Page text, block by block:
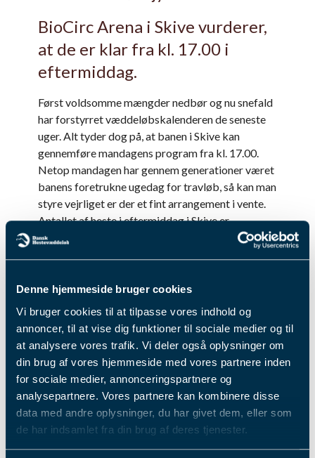
Denne hjemmeside bruger cookies
Vi bruger cookies til at tilpasse vores indhold og
annoncer, til at vise dig funktioner til sociale medier og til
at analysere vores trafik. Vi deler også oplysninger om
din brug af vores hjemmeside med vores partnere inden
for sociale medier, annonceringspartnere og
analysepartnere. Vores partnere kan kombinere disse
data med andre oplysninger, du har givet dem, eller som
de har indsamlet fra din brug af deres tjenester.
BioCirc Arena i Skive vurderer,
at de er klar fra kl. 17.00 i
eftermiddag.
Først voldsomme mængder nedbør og nu snefald
har forstyrret væddeløbskalenderen de seneste
uger. Alt tyder dog på, at banen i Skive kan
gennemføre mandagens program fra kl. 17.00.
Netop mandagen har gennem generationer været
banens foretrukne ugedag for travløb, så kan man
styre vejrliget er der et fint arrangement i vente.
Antallet af heste i eftermiddag i Skive er
begrænset i de syv løb, men der bør alligevel
formen i top, og det har den faktisk være stort set
hele året. Det er blevet til syv sejre, der alle er
taget på hjemmebanen, så titlen som Årets Hest i
Skive er allerede i hus.
Der indledes med et kvikt V4-spil, hvor
talentfulde Joyner måske er holdepunktet i den
indledende afdeling.
Husk at tjekke op for en eventuel udsættelse af
løbsdagen, men under alle omstændigheder kan
du forberede dig til løbene i Skive ved at studere